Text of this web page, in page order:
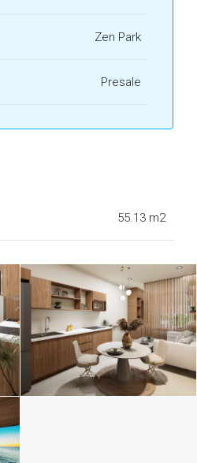
Zen Park
Presale
55.13 m2